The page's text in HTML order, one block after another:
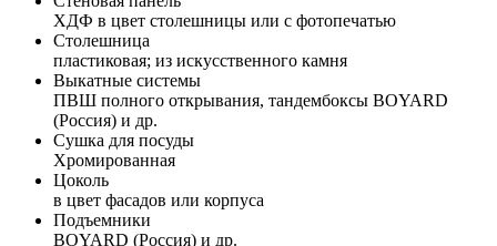
ХДФ в цвет столешницы или с фотопечатью
Столешница
пластиковая; из искусственного камня
Выкатные системы
ПВШ полного открывания, тандембоксы BOYARD
(Россия) и др.
Сушка для посуды
Хромированная
Цоколь
в цвет фасадов или корпуса
Подъемники
BOYARD (Россия) и др.